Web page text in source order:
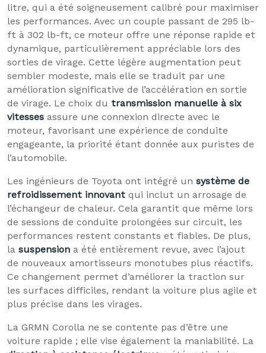
litre, qui a été soigneusement calibré pour maximiser
les performances. Avec un couple passant de 295 lb-
ft à 302 lb-ft, ce moteur offre une réponse rapide et
dynamique, particulièrement appréciable lors des
sorties de virage. Cette légère augmentation peut
sembler modeste, mais elle se traduit par une
amélioration significative de l’accélération en sortie
de virage. Le choix du transmission manuelle à six
vitesses assure une connexion directe avec le
moteur, favorisant une expérience de conduite
engageante, la priorité étant donnée aux puristes de
l’automobile.
Les ingénieurs de Toyota ont intégré un système de
refroidissement innovant qui inclut un arrosage de
l’échangeur de chaleur. Cela garantit que même lors
de sessions de conduite prolongées sur circuit, les
performances restent constants et fiables. De plus,
la suspension a été entièrement revue, avec l’ajout
de nouveaux amortisseurs monotubes plus réactifs.
Ce changement permet d’améliorer la traction sur
les surfaces difficiles, rendant la voiture plus agile et
plus précise dans les virages.
La GRMN Corolla ne se contente pas d’être une
voiture rapide ; elle vise également la maniabilité. La